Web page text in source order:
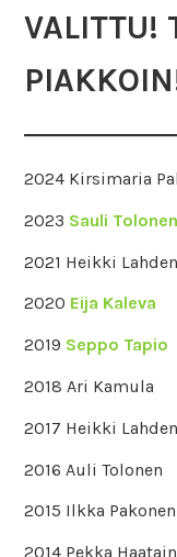
VALITTU!
2024 Kirsimaria
2023 Sauli Tolonen
2021 Heikki
2020 Eija Kaleva
2019 Seppo Tapio
2018 Ari Kamula
2017 Heikki
2016 Auli Tolonen
2015 Ilkka Pakonen
2014 Pekka